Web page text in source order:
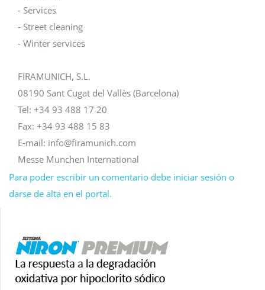
- Services
- Street cleaning
- Winter services
FIRAMUNICH, S.L.
08190 Sant Cugat del Vallès (Barcelona)
Tel: +34 93 488 17 20
Fax: +34 93 488 15 83
E-mail: info@firamunich.com
Messe Munchen International
Para poder escribir un comentario debe iniciar sesión o
darse de alta en el portal.